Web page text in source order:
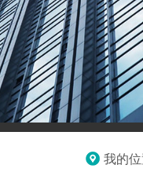
我的位